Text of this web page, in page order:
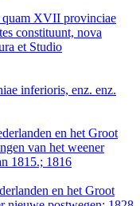
quam XVII provinciae
constituunt, nova
et Studio
inferioris, enz. enz.
en het Groot
van het weener
1815.; 1816
en het Groot